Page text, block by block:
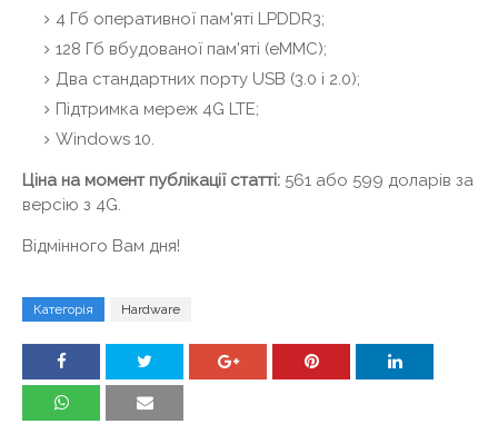
4 Гб оперативної пам'яті LPDDR3;
128 Гб вбудованої пам'яті (eMMC);
Два стандартних порту USB (3.0 і 2.0);
Підтримка мереж 4G LTE;
Windows 10.
Ціна на момент публікації статті: 561 або 599 доларів за
версію з 4G.
Відмінного Вам дня!
Категорія Hardware